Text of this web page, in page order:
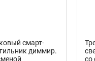
смарт-
диммир.
со